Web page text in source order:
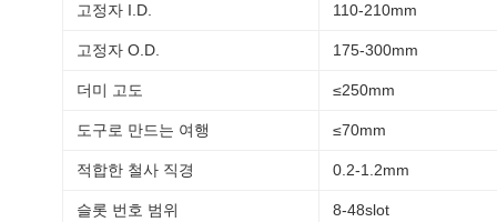
고정자 I.D. 110-210mm
고정자 O.D. 175-300mm
더미 고도 ≤250mm
도구로 만드는 여행 ≤70mm
적합한 철사 직경 0.2-1.2mm
슬롯 번호 범위 8-48slot